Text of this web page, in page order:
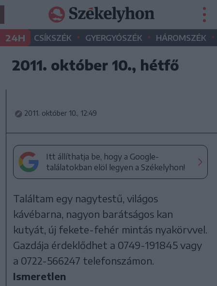
24H CSÍKSZÉK • GYERGYÓSZÉK • HÁROMSZÉK •
2011. október 10., hétfő
2011. október 10., 12:49
Itt állíthatja be, hogy a Google-
találatokban elöl legyen a Székelyhon!
Találtam egy nagytestű, világos
kávébarna, nagyon barátságos kan
kutyát, új fekete-fehér mintás nyakörvvel.
Gazdája érdeklődhet a 0749-191845 vagy
a 0722-566247 telefonszámon.
Ismeretlen